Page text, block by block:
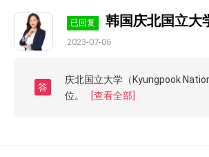
已回复 韩国庆北国立大
2023-07-06
答
庆北国立大学（Kyungpook
位。
[查看全部]